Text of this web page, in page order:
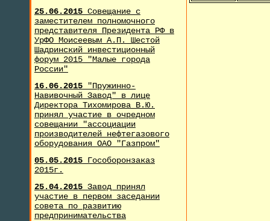
25.06.2015 Совещание с
заместителем полномочного
представителя Президента РФ в
УрФО Моисеевым А.П. Шестой
Шадринский инвестиционный
форум 2015 "Малые города
России"
16.06.2015
"Пружинно-
Навивочный Завод" в лице
Директора Тихомирова В.Ю.
принял участие в очредном
совещании "ассоциации
производителей нефтегазового
оборудования ОАО "Газпром"
05.05.2015 Гособоронзаказ
2015г.
25.04.2015 Завод принял
участие в первом заседании
совета по развитию
предпринимательства